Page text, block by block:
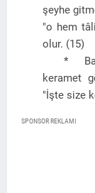
şeyhe
"o hem
olur. (15)
*
keramet
"İşte size
SPONSOR REKLAMI